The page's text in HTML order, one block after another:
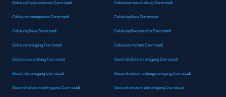
Gebäudehygienedienste Darmstadt Gebäudeinstandhaltung Darmstadt
Gebäudemanagement Darmstadt Gebäudepflege Darmstadt
Gebäudepflege Darmstadt Gebäudepflegeservice Darmstadt
Gebäudereinigung Darmstadt Gebäudeunterhalt Darmstadt
Gebäudeverwaltung Darmstadt Geschäftsflächenreinigung Darmstadt
Geschäftsreinigung Darmstadt Gesundheitseinrichtungsreinigung Darmstadt
Gesundheitszentrumhygiene Darmstadt Gesundheitszentrumreinigung Darmstadt